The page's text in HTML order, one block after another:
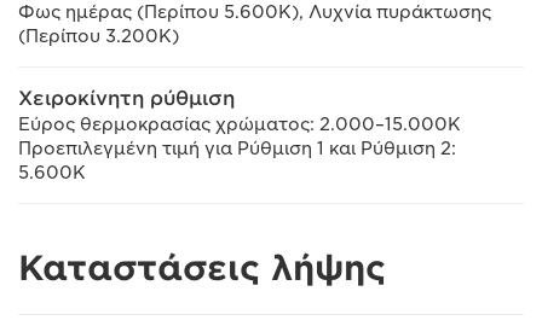
Φως ημέρας (Περίπου 5.600K), Λυχνία πυράκτωσης
(Περίπου 3.200K)
Χειροκίνητη ρύθμιση
Εύρος θερμοκρασίας χρώματος: 2.000–15.000K
Προεπιλεγμένη τιμή για Ρύθμιση 1 και Ρύθμιση 2:
5.600K
Καταστάσεις λήψης